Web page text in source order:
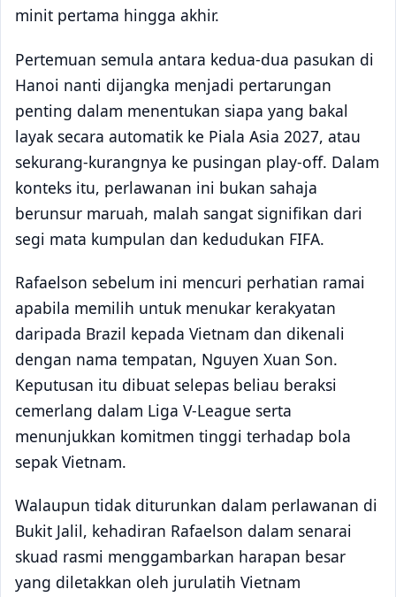
minit pertama hingga akhir.
Pertemuan semula antara kedua-dua pasukan di
Hanoi nanti dijangka menjadi pertarungan
penting dalam menentukan siapa yang bakal
layak secara automatik ke Piala Asia 2027, atau
sekurang-kurangnya ke pusingan play-off. Dalam
konteks itu, perlawanan ini bukan sahaja
berunsur maruah, malah sangat signifikan dari
segi mata kumpulan dan kedudukan FIFA.
Rafaelson sebelum ini mencuri perhatian ramai
apabila memilih untuk menukar kerakyatan
daripada Brazil kepada Vietnam dan dikenali
dengan nama tempatan, Nguyen Xuan Son.
Keputusan itu dibuat selepas beliau beraksi
cemerlang dalam Liga V-League serta
menunjukkan komitmen tinggi terhadap bola
sepak Vietnam.
Walaupun tidak diturunkan dalam perlawanan di
Bukit Jalil, kehadiran Rafaelson dalam senarai
skuad rasmi menggambarkan harapan besar
yang diletakkan oleh jurulatih Vietnam